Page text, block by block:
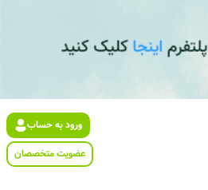
ورود به حساب
عضویت متخصصان